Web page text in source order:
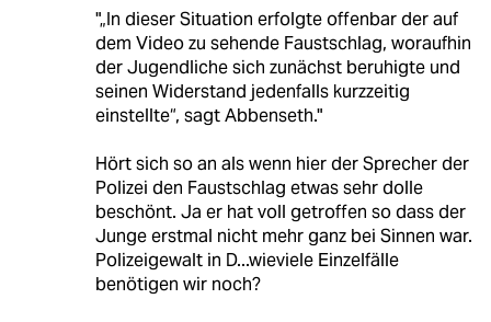
"„In dieser Situation erfolgte offenbar der auf
dem Video zu sehende Faustschlag, woraufhin
der Jugendliche sich zunächst beruhigte und
seinen Widerstand jedenfalls kurzzeitig
einstellte“, sagt Abbenseth."
Hört sich so an als wenn hier der Sprecher der
Polizei den Faustschlag etwas sehr dolle
beschönt. Ja er hat voll getroffen so dass der
Junge erstmal nicht mehr ganz bei Sinnen war.
Polizeigewalt in D...wieviele Einzelfälle
benötigen wir noch?